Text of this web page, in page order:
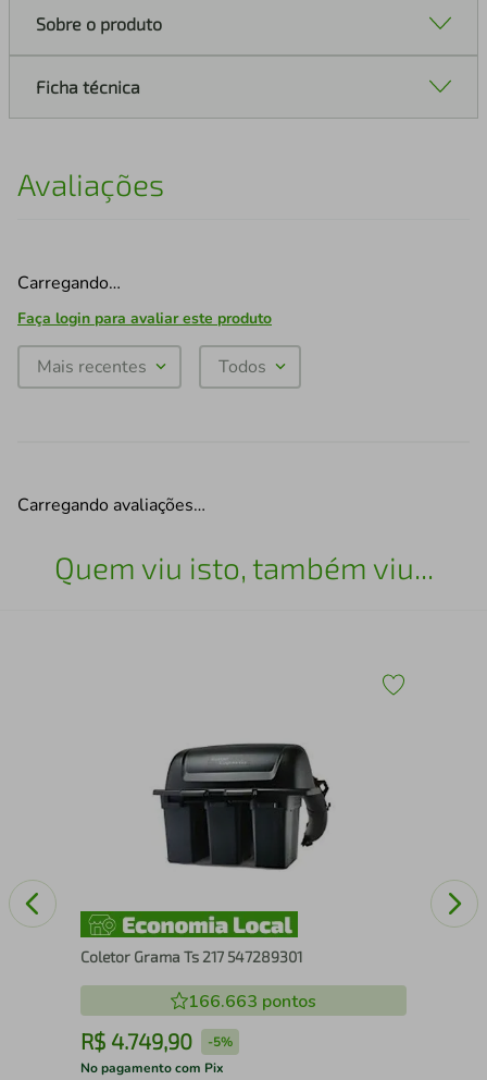
Sobre o produto
Ficha técnica
Avaliações
Carregando…
Faça login para avaliar este produto
Mais recentes Todos
Carregando avaliações…
Quem viu isto, também viu...
Coletor Grama Ts 217 547289301
166.663 pontos
R$ 4.749,90 -5%
No pagamento com Pix